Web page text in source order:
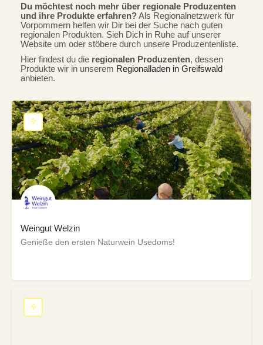
Du möchtest noch mehr über regionale Produzenten
und ihre Produkte erfahren?Als Regionalnetzwerk für
Vorpommern helfen wir Dir bei der Suche nach guten
regionalen Produkten. Sieh Dich in Ruhe auf unserer
Website um oder stöbere durch unsere Produzentenliste.
Hier findest du die regionalen Produzenten, dessen
Produkte wir in unserem Regionalladen in Greifswald
anbieten.
Weingut Welzin
Genieße den ersten Naturwein Usedoms!